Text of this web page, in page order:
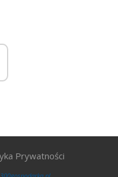
Prywatności
300gospodarka.pl